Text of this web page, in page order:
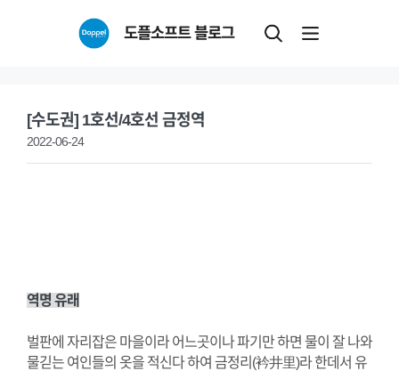
도플소프트 블로그
[수도권] 1호선/4호선 금정역
2022-06-24
역명 유래
벌판에 자리잡은 마을이라 어느곳이나 파기만 하면 물이 잘 나와
물긷는 여인들의 옷을 적신다 하여 금정리(衿井里)라 한데서 유